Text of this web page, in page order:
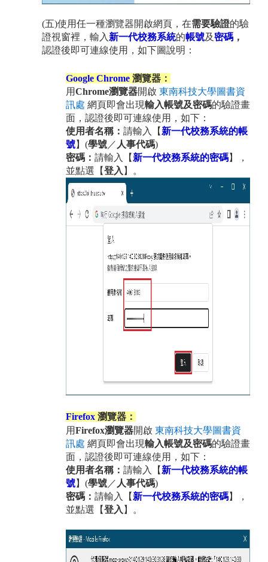
(五)使用任一種瀏覽器開啟網頁 ，在需要驗證的驗
證視窗裡， 輸入 新一代校務系統的帳號及密碼 ，
認證後即可連線使用 ，如下圖說明：
Google Chrome 瀏覽器：
用Chrome瀏覽器開啟 東南科技大學圖書資
訊處 網頁即會出現輸入帳號及密碼的驗證畫
面， 認證後即可連線使用 ，如下：
使用者名稱： 請輸入 【 新一代校務系統的帳
號】(學號 ／ 人事代碼)
密碼： 請輸入 【 新一代校務系統的密碼】
，
並點選【登入 】 。
Firefox 瀏覽器：
用Firefox瀏覽器開啟 東南科技大學圖書資
訊處 網頁即會出現輸入帳號及密碼的驗證畫
面， 認證後即可連線使用 ，如下：
使用者名稱： 請輸入 【 新一代校務系統的帳
號】(學號 ／ 人事代碼)
密碼： 請輸入 【 新一代校務系統的密碼】
，
並點選【登入 】 。